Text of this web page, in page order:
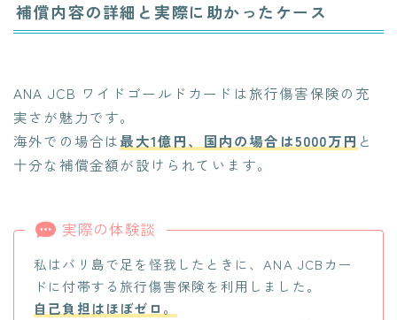
補償内容の詳細と実際に助かったケース
ANA JCB ワイドゴールドカードは旅行傷害保険の充
実さが魅力です。
海外での場合は最大1億円、国内の場合は5000万円 と
十分な補償金額が設けられています。
実際の体験談
私はバリ島で足を怪我したときに、ANA JCBカー
ドに付帯する旅行傷害保険を利用しました。
自己負担はほぼゼロ。